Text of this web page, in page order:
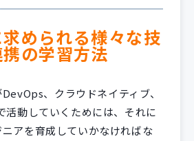
められる様々な技
の学習方法
、クラウドネイティブ、
活動していくためには、それに
アを育成していかなければな